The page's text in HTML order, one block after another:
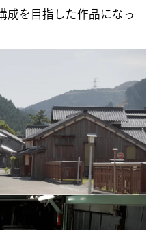
成を目指した作品になっ